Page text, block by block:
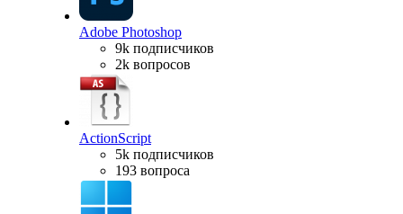
Adobe Photoshop
9k подписчиков
2k вопросов
ActionScript
5k подписчиков
193 вопроса